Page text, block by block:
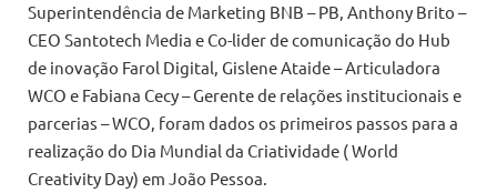
Superintendência de Marketing BNB – PB, Anthony Brito –
CEO Santotech Media e Co-lider de comunicação do Hub
de inovação Farol Digital, Gislene Ataide – Articuladora
WCO e Fabiana Cecy – Gerente de relações institucionais e
parcerias – WCO, foram dados os primeiros passos para a
realização do Dia Mundial da Criatividade ( World
Creativity Day) em João Pessoa.